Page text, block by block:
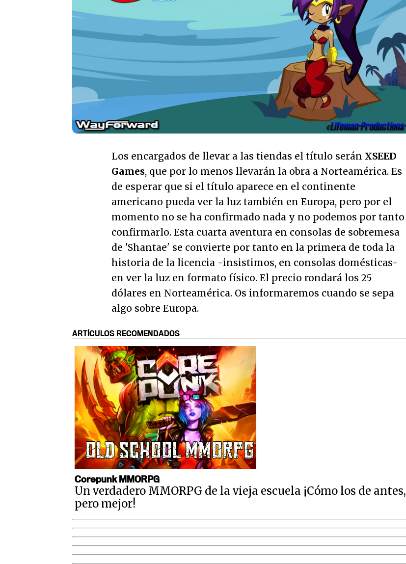
Los encargados de llevar a las tiendas el título serán XSEED
Games, que por lo menos llevarán la obra a Norteamérica. Es
de esperar que si el título aparece en el continente
americano pueda ver la luz también en Europa, pero por el
momento no se ha confirmado nada y no podemos por tanto
confirmarlo. Esta cuarta aventura en consolas de sobremesa
de 'Shantae' se convierte por tanto en la primera de toda la
historia de la licencia -insistimos, en consolas domésticas-
en ver la luz en formato físico. El precio rondará los 25
dólares en Norteamérica. Os informaremos cuando se sepa
algo sobre Europa.
ARTÍCULOS RECOMENDADOS
Corepunk MMORPG
Un verdadero MMORPG de la vieja escuela ¡Cómo los de antes,
pero mejor!